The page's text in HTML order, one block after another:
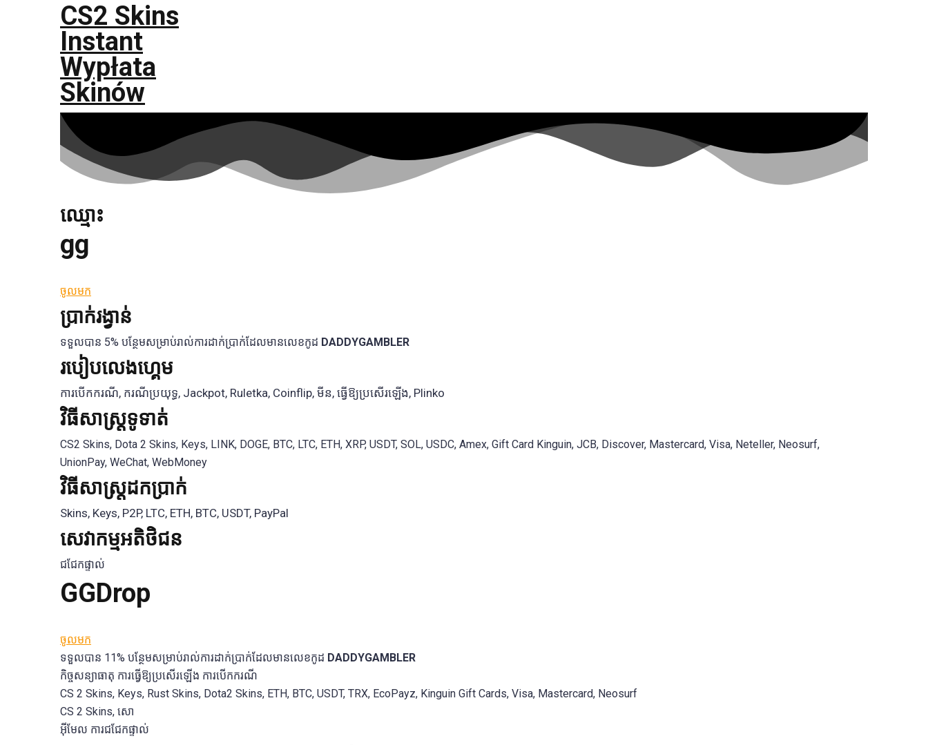
CS2 Skins
Instant
Wypłata
Skinów
ឈ្មោះ
gg
ចូលមក
ប្រាក់រង្វាន់
ទទួលបាន 5% បន្ថែមសម្រាប់រាល់ការដាក់ប្រាក់ដែលមានលេខកូដ DADDYGAMBLER
របៀបលេងហ្គេម
ការបើកករណី, ករណីប្រយុទ្ធ, Jackpot, Ruletka, Coinflip, មីន, ធ្វើឱ្យប្រសើរឡើង, Plinko
វិធីសាស្រ្តទូទាត់
CS2 Skins, Dota 2 Skins, Keys, LINK, DOGE, BTC, LTC, ETH, XRP, USDT, SOL, USDC, Amex, Gift Card Kinguin, JCB, Discover, Mastercard, Visa, Neteller, Neosurf,
UnionPay, WeChat, WebMoney
វិធីសាស្រ្តដកប្រាក់
Skins, Keys, P2P, LTC, ETH, BTC, USDT, PayPal
សេវាកម្ម​អតិថិជន
ជជែកផ្ទាល់
GGDrop
ចូលមក
ទទួលបាន 11% បន្ថែមសម្រាប់រាល់ការដាក់ប្រាក់ដែលមានលេខកូដ DADDYGAMBLER
កិច្ចសន្យាធាតុ ការធ្វើឱ្យប្រសើរឡើង ការបើកករណី
CS 2 Skins, Keys, Rust Skins, Dota2 Skins, ETH, BTC, USDT, TRX, EcoPayz, Kinguin Gift Cards, Visa, Mastercard, Neosurf
CS 2 Skins, សោ
អ៊ីមែល ការជជែកផ្ទាល់